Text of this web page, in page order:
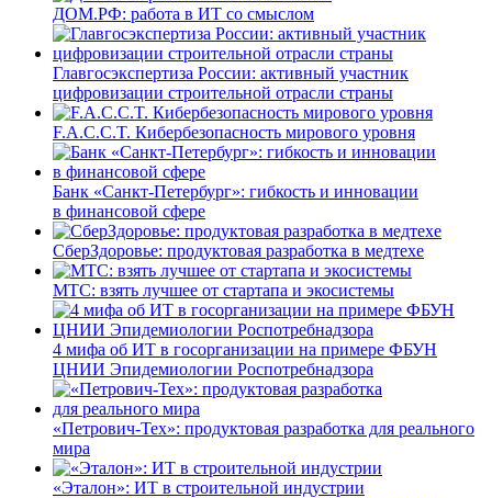
ДОМ.РФ: работа в ИТ со смыслом
Главгосэкспертиза России: активный участник
цифровизации строительной отрасли страны
F.A.C.C.T. Кибербезопасность мирового уровня
Банк «Санкт-Петербург»: гибкость и инновации
в финансовой сфере
СберЗдоровье: продуктовая разработка в медтехе
МТС: взять лучшее от стартапа и экосистемы
4 мифа об ИТ в госорганизации на примере ФБУН
ЦНИИ Эпидемиологии Роспотребнадзора
«Петрович-Тех»: продуктовая разработка для реального
мира
«Эталон»: ИТ в строительной индустрии